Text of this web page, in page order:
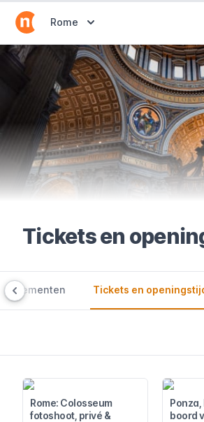
Abrir selector de destinos
Rome
Tickets en
elementen Tickets en
Rome: Colosseum
fotoshoot, privé &
boord